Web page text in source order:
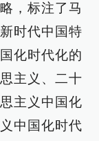
，标注了马
时代中国特
化时代化的
主义、二十
主义中国化
中国化时代